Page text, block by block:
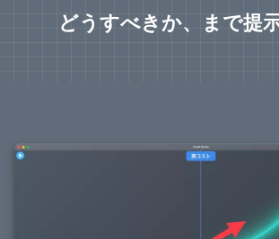
どうすべきか、まで提